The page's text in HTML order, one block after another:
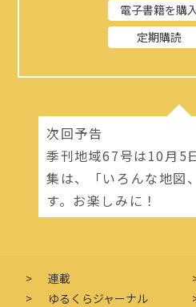
電子書籍を購入
定期購読
次回予告
季刊地域67号は10月5
集は、「いろんな地図
す。お楽しみに！
連載
ゆるくらジャーナル